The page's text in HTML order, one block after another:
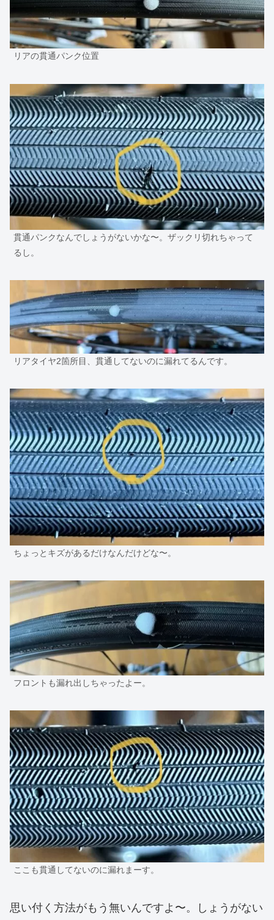
リアの貫通パンク位置
貫通パンクなんでしょうがないかな〜。ザックリ切れちゃって
るし。
リアタイヤ2箇所目、貫通してないのに漏れてるんです。
ちょっとキズがあるだけなんだけどな〜。
フロントも漏れ出しちゃったよー。
ここも貫通してないのに漏れまーす。
思い付く方法がもう無いんですよ〜。しょうがない